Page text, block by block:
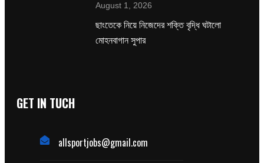
August 1, 2026
ছাংতেকে নিয়ে নিজেদের শক্তি বৃদ্ধি ঘটালো
মোহনবাগান সুপার
GET IN TUCH
allsportjobs@gmail.com